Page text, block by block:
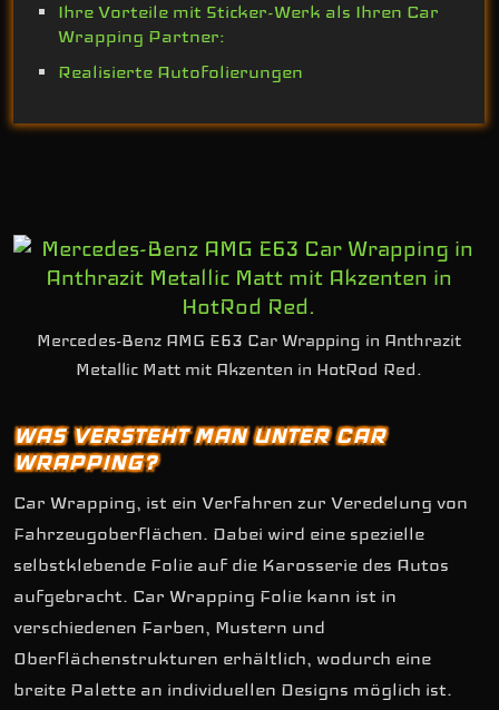
Ihre Vorteile mit Sticker-Werk als Ihren Car
Wrapping Partner:
Realisierte Autofolierungen
Mercedes-Benz AMG E63 Car Wrapping in Anthrazit
Metallic Matt mit Akzenten in HotRod Red.
WAS VERSTEHT MAN UNTER CAR
WRAPPING?
Car Wrapping, ist ein Verfahren zur Veredelung von
Fahrzeugoberflächen. Dabei wird eine spezielle
selbstklebende Folie auf die Karosserie des Autos
aufgebracht. Car Wrapping Folie kann ist in
verschiedenen Farben, Mustern und
Oberflächenstrukturen erhältlich, wodurch eine
breite Palette an individuellen Designs möglich ist.